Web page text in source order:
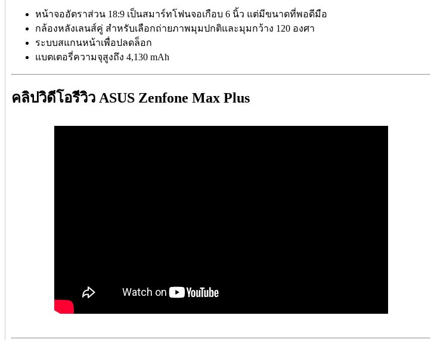
หน้าจออัตราส่วน 18:9 เป็นสมาร์ทโฟนจอเกือบ 6 นิ้ว แต่มีขนาดที่พอดีมือ
กล้องหลังเลนส์คู่ สำหรับเลือกถ่ายภาพมุมปกติและมุมกว้าง 120 องศา
ระบบสแกนหน้าเพื่อปลดล็อก
แบตเตอรี่ความจุสูงถึง 4,130 mAh
คลิปวิดีโอรีวิว ASUS Zenfone Max Plus